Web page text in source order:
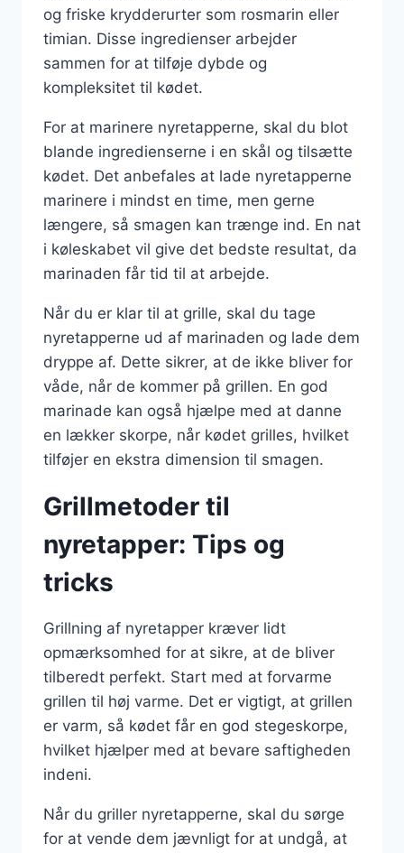
og friske krydderurter som rosmarin eller
timian. Disse ingredienser arbejder
sammen for at tilføje dybde og
kompleksitet til kødet.
For at marinere nyretapperne, skal du blot
blande ingredienserne i en skål og tilsætte
kødet. Det anbefales at lade nyretapperne
marinere i mindst en time, men gerne
længere, så smagen kan trænge ind. En nat
i køleskabet vil give det bedste resultat, da
marinaden får tid til at arbejde.
Når du er klar til at grille, skal du tage
nyretapperne ud af marinaden og lade dem
dryppe af. Dette sikrer, at de ikke bliver for
våde, når de kommer på grillen. En god
marinade kan også hjælpe med at danne
en lækker skorpe, når kødet grilles, hvilket
tilføjer en ekstra dimension til smagen.
Grillmetoder til
nyretapper: Tips og
tricks
Grillning af nyretapper kræver lidt
opmærksomhed for at sikre, at de bliver
tilberedt perfekt. Start med at forvarme
grillen til høj varme. Det er vigtigt, at grillen
er varm, så kødet får en god stegeskorpe,
hvilket hjælper med at bevare saftigheden
indeni.
Når du griller nyretapperne, skal du sørge
for at vende dem jævnligt for at undgå, at